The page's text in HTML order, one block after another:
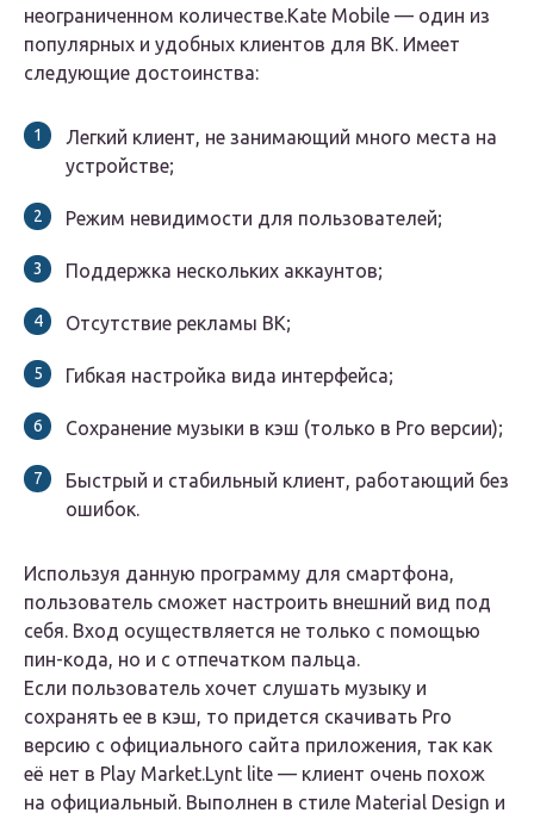
неограниченном количестве.Kate Mobile — один из
популярных и удобных клиентов для ВК. Имеет
следующие достоинства:
Легкий клиент, не занимающий много места на
устройстве;
Режим невидимости для пользователей;
Поддержка нескольких аккаунтов;
Отсутствие рекламы ВК;
Гибкая настройка вида интерфейса;
Сохранение музыки в кэш (только в Pro версии);
Быстрый и стабильный клиент, работающий без
ошибок.
Используя данную программу для смартфона,
пользователь сможет настроить внешний вид под
себя. Вход осуществляется не только с помощью
пин-кода, но и с отпечатком пальца.
Если пользователь хочет слушать музыку и
сохранять ее в кэш, то придется скачивать Pro
версию с официального сайта приложения, так как
её нет в Play Market.Lynt lite — клиент очень похож
на официальный. Выполнен в стиле Material Design и